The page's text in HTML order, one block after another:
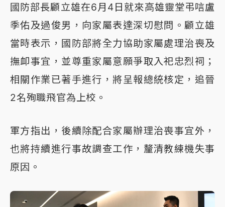
國防部長顧立雄在6月4日就來高雄靈堂弔唁盧
季佑及過俊男，向家屬表達深切慰問。顧立雄
當時表示，國防部將全力協助家屬處理治喪及
撫卹事宜，並尊重家屬意願爭取入祀忠烈祠；
相關作業已著手進行，將呈報總統核定，追晉
2名殉職飛官為上校。
軍方指出，後續除配合家屬辦理治喪事宜外，
也將持續進行事故調查工作，釐清教練機失事
原因。